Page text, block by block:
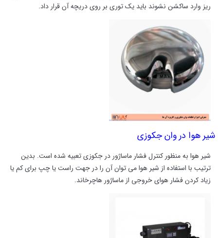
ریز وارد ساکشن نشوند باید یک توری بر روی دریچه آن قرار داد.
شیر هوا در وان جکوزی
شیر هوا به منظور کنترل فشار ماساژور در جکوزی تعبیه شده است. بدین
ترتیب با استفاده از شیر هوا می توان آن را در جهت راست یا چپ برای کم یا
زیاد کردن فشار هوای خروجی از ماساژور هاچرخاند.